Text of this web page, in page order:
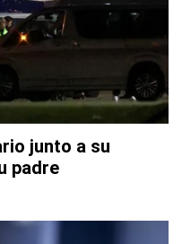
junto a su
padre